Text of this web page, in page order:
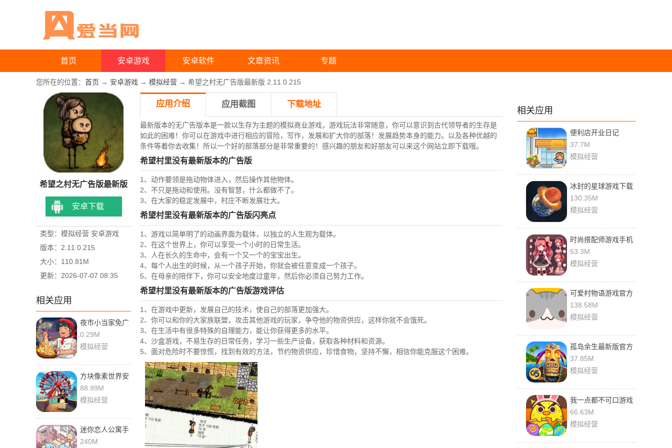
首页 安卓游戏 安卓软件 文章资讯 专题
您所在的位置： 首页 → 安卓游戏 → 模拟经营 → 希望之村无广告版最新版 2.11.0.215
希望之村无广告版最新版
安卓下载
类型：模拟经营 安卓游戏
版本：2.11.0.215
大小：110.81M
更新：2026-07-07 08:35
相关应用
夜市小当家免广
告版
0.29M
模拟经营
方块像素世界安
卓版最新版
88.99M
模拟经营
迷你恋人公寓手
游免费
240M
应用介绍 应用截图 下载地址
最新版本的无广告版本是一款以生存为主题的模拟商业游戏，游戏玩法非常随意，你可以意识到古代领导者的生存是
如此的困难！你可以在游戏中进行相应的冒险，写作，发展和扩大你的部落！发展趋势本身的能力。以及各种优越的
条件等着你去收集！所以一个好的部落部分是非常重要的！感兴趣的朋友和好朋友可以来这个网站立即下载哦。
希望村里没有最新版本的广告版
1、动作要领是拖动物体进入，然后操作其他物体。
2、不只是拖动和使用。没有智慧，什么都做不了。
3、在大家的稳定发展中，村庄不断发展壮大。
希望村里没有最新版本的广告版闪亮点
1、游戏以简单明了的动画界面为载体，以独立的人生观为载体。
2、在这个世界上，你可以享受一个小时的日常生活。
3、人在长久的生命中，会有一个又一个的宝宝出生。
4、每个人出生的时候，从一个孩子开始，你就会被任意变成一个孩子。
5、在母亲的陪伴下，你可以安全地度过童年，然后你必须自己努力工作。
希望村里没有最新版本的广告版游戏评估
1、在游戏中更新，发展自己的技术，使自己的部落更加强大。
2、你可以和你的大家族联盟，攻击其他游戏的玩家，争夺他的物资供应，这样你就不会饿死。
3、在生活中有很多特殊的自理能力，能让你获得更多的水平。
4、沙盒游戏，不易生存的日常任务，学习一些生产设备，获取各种材料和资源。
5、面对危险时不要惊慌，找到有效的方法，节约物资供应，珍惜食物，坚持不懈，相信你能克服这个困难。
相关应用
便利店开业日记
debug汉化版
37.7M
模拟经营
冰封的星球游戏下载
130.35M
模拟经营
时尚搭配师游戏手机
版
53.3M
模拟经营
可爱村物语游戏官方
版
138.58M
模拟经营
孤岛余生最新版官方
版
37.85M
模拟经营
我一点都不可口游戏
最新版
66.63M
模拟经营